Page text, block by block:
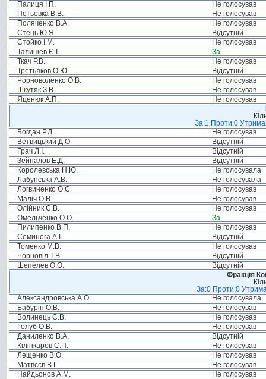
Палиця І.П.
Не голосував
Петьовка В.В.
Не голосував
Поляченко В.А.
Не голосував
Стець Ю.Я.
Відсутній
Стойко І.М.
Не голосував
Талишев Є.І.
За
Ткач Р.В.
Не голосував
Третьяков О.Ю.
Відсутній
Чорноволенко О.В.
Не голосував
Шкутяк З.В.
Не голосував
Яценюк А.П.
Не голосував
За:1 Проти:0
Богдан Р.Д.
Не голосував
Ветвицький Д.О.
Відсутній
Грач Л.І.
Відсутній
Зейналов Е.Д.
Відсутній
Королевська Н.Ю.
Не голосувала
Лабунська А.В.
Не голосувала
Логвиненко О.С.
Не голосував
Маліч О.В.
Не голосував
Олійник С.В.
Не голосував
Омельченко О.О.
За
Пилипенко В.П.
Не голосував
Семинога А.І.
Відсутній
Томенко М.В.
Не голосував
Чорновіл Т.В.
Відсутній
Шепелев О.О.
Відсутній
Фракція
За:0 Проти:0
Александровська А.О.
Не голосувала
Бабурін О.В.
Не голосував
Волинець Є.В.
Не голосував
Голуб О.В.
Не голосував
Даниленко В.А.
Відсутній
Кілінкаров С.П.
Не голосував
Лещенко В.О.
Не голосував
Матвєєв В.Г.
Не голосував
Найдьонов А.М.
Не голосував